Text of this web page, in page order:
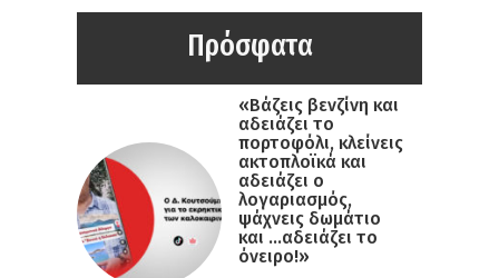
Πρόσφατα
«Βάζεις βενζίνη και
αδειάζει το
πορτοφόλι, κλείνεις
ακτοπλοϊκά και
αδειάζει ο
λογαριασμός,
ψάχνεις δωμάτιο
και …αδειάζει το
όνειρο!»